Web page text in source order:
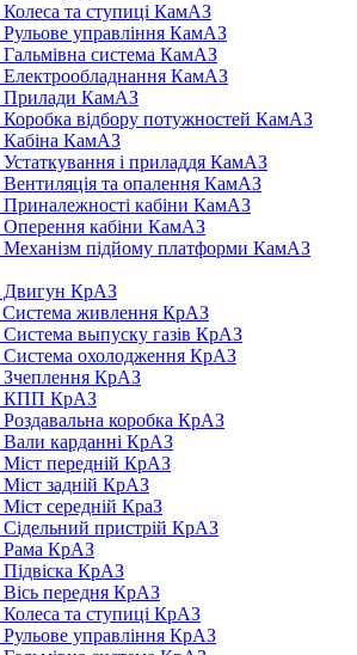
Колеса та ступиці КамАЗ
Рульове управління КамАЗ
Гальмівна система КамАЗ
Електрообладнання КамАЗ
Прилади КамАЗ
Коробка відбору потужностей КамАЗ
Кабіна КамАЗ
Устаткування і приладдя КамАЗ
Вентиляція та опалення КамАЗ
Приналежності кабіни КамАЗ
Оперення кабіни КамАЗ
Механізм підйому платформи КамАЗ
Двигун КрАЗ
Система живлення КрАЗ
Система выпуску газів КрАЗ
Система охолодження КрАЗ
Зчеплення КрАЗ
КПП КрАЗ
Роздавальна коробка КрАЗ
Вали карданні КрАЗ
Міст передній КрАЗ
Міст задній КрАЗ
Міст середній КраЗ
Сідельний пристрій КрАЗ
Рама КрАЗ
Підвіска КрАЗ
Вісь передня КрАЗ
Колеса та ступиці КрАЗ
Рульове управління КрАЗ